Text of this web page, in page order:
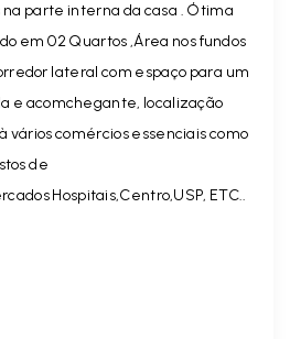
parte interna da casa . Ótima
em 02 Quartos ,Área nos fundos
lateral com espaço para um
e acomchegante, localização
vários comércios essenciais como
de
Hospitais,Centro,USP, ETC..